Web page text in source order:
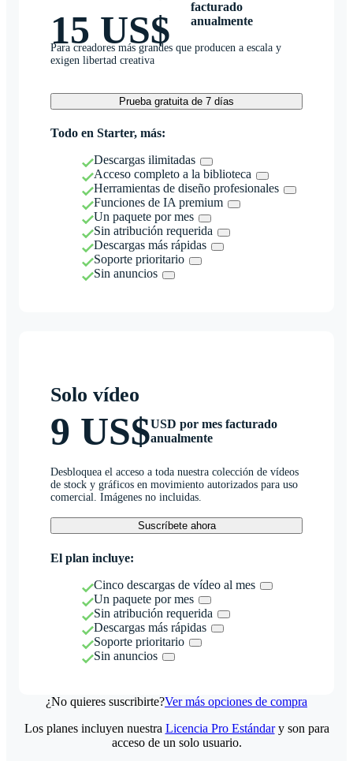
15 US$
facturado
anualmente
Para creadores más grandes que producen a escala y
exigen libertad creativa
Prueba gratuita de 7 días
Todo en Starter, más:
Descargas ilimitadas
Acceso completo a la biblioteca
Herramientas de diseño profesionales
Funciones de IA premium
Un paquete por mes
Sin atribución requerida
Descargas más rápidas
Soporte prioritario
Sin anuncios
Solo vídeo
9 US$USD por mes facturado
anualmente
Desbloquea el acceso a toda nuestra colección de vídeos
de stock y gráficos en movimiento autorizados para uso
comercial. Imágenes no incluidas.
Suscríbete ahora
El plan incluye:
Cinco descargas de vídeo al mes
Un paquete por mes
Sin atribución requerida
Descargas más rápidas
Soporte prioritario
Sin anuncios
¿No quieres suscribirte?Ver más opciones de compra
Los planes incluyen nuestra Licencia Pro Estándary son para
acceso de un solo usuario.